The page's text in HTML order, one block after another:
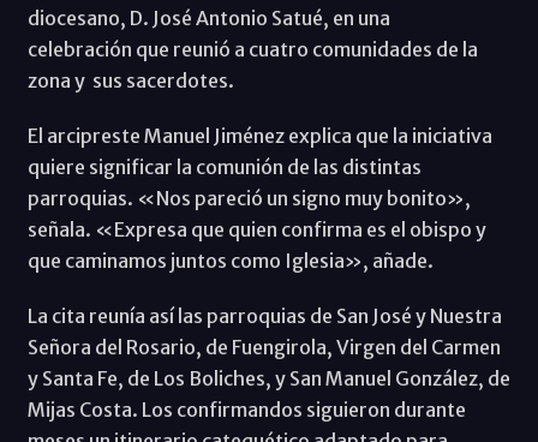
diocesano, D. José Antonio Satué, en una
celebración que reunió a cuatro comunidades de la
zona y sus sacerdotes.
El arcipreste Manuel Jiménez explica que la iniciativa
quiere significar la comunión de las distintas
parroquias. «Nos pareció un signo muy bonito»,
señala. «Expresa que quien confirma es el obispo y
que caminamos juntos como Iglesia», añade.
La cita reunía así las parroquias de San José y Nuestra
Señora del Rosario, de Fuengirola, Virgen del Carmen
y Santa Fe, de Los Boliches, y San Manuel González, de
Mijas Costa. Los confirmandos siguieron durante